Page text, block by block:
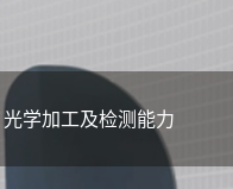
光学加工及检测能力